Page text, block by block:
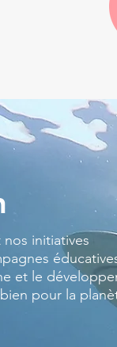
initiatives
et le
pour la